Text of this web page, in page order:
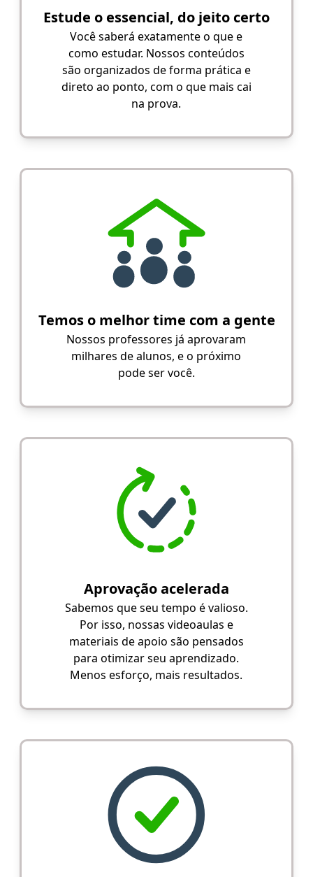
Estude o essencial, do jeito certo
Você saberá exatamente o que e
como estudar. Nossos conteúdos
são organizados de forma prática e
direto ao ponto, com o que mais cai
na prova.
Temos o melhor time com a gente
Nossos professores já aprovaram
milhares de alunos, e o próximo
pode ser você.
Aprovação acelerada
Sabemos que seu tempo é valioso.
Por isso, nossas videoaulas e
materiais de apoio são pensados
para otimizar seu aprendizado.
Menos esforço, mais resultados.